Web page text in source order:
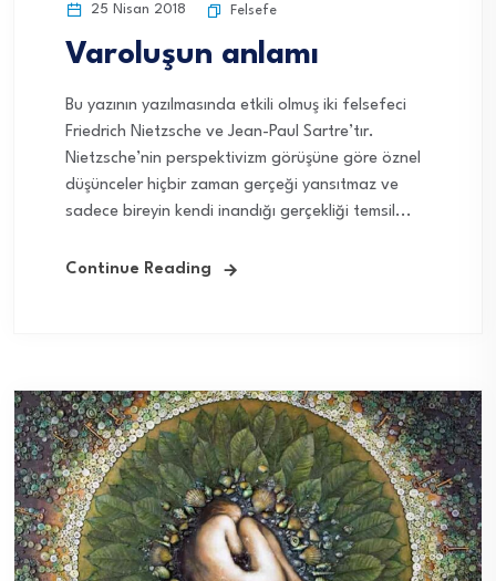
25 Nisan 2018 Felsefe
Varoluşun anlamı
Bu yazının yazılmasında etkili olmuş iki felsefeci
Friedrich Nietzsche ve Jean-Paul Sartre’tır.
Nietzsche’nin perspektivizm görüşüne göre öznel
düşünceler hiçbir zaman gerçeği yansıtmaz ve
sadece bireyin kendi inandığı gerçekliği temsil...
Continue Reading